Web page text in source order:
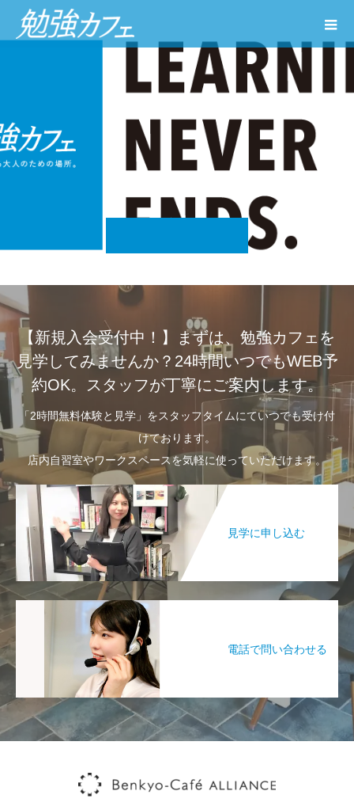
【新規入会受付中！】まずは、勉強カフェを
見学してみませんか？24時間いつでもWEB予
約OK。スタッフが丁寧にご案内します。
「2時間無料体験と見学」をスタッフタイムにていつでも受け付
けております。
店内自習室やワークスペースを気軽に使っていただけます。
見学に申し込む
電話で問い合わせる